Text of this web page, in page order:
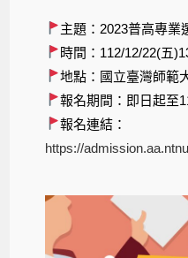
主題：2023普高專業
時間：112/12/22(五
地點：國立臺灣師範
報名期間：即日起至
報名連結：
https://